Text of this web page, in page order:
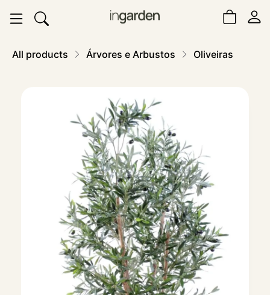
All products Árvores e Arbustos Oliveiras